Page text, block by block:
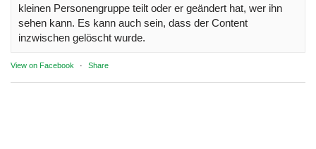
kleinen Personengruppe teilt oder er geändert hat, wer ihn
sehen kann. Es kann auch sein, dass der Content
inzwischen gelöscht wurde.
View on Facebook · Share